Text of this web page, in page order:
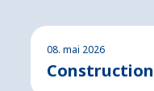
08. mai 2026